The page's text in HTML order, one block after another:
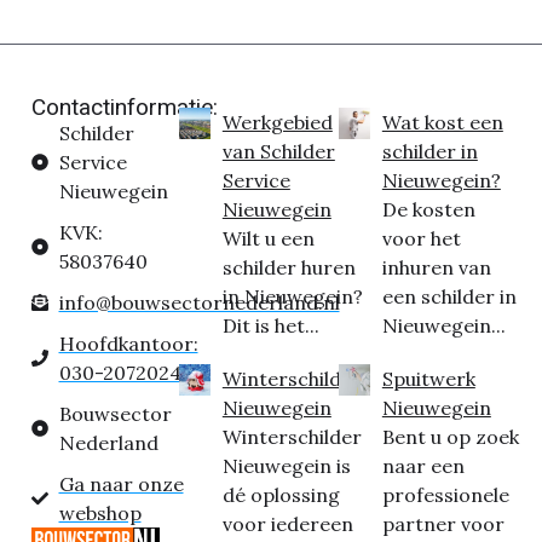
Contactinformatie:
Schilder
Service
Nieuwegein
KVK:
58037640
info@bouwsectornederland.nl
Hoofdkantoor:
030-2072024
Bouwsector
Nederland
Ga naar onze
webshop
Werkgebied
van Schilder
Service
Nieuwegein
Wilt u een
schilder huren
in Nieuwegein?
Dit is het...
Winterschilder
Nieuwegein
Winterschilder
Nieuwegein is
dé oplossing
voor iedereen
Wat kost een
schilder in
Nieuwegein?
De kosten
voor het
inhuren van
een schilder in
Nieuwegein...
Spuitwerk
Nieuwegein
Bent u op zoek
naar een
professionele
partner voor